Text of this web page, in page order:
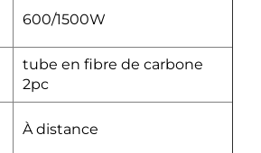
600/1500W
tube en fibre de carbone
2pc
À distance